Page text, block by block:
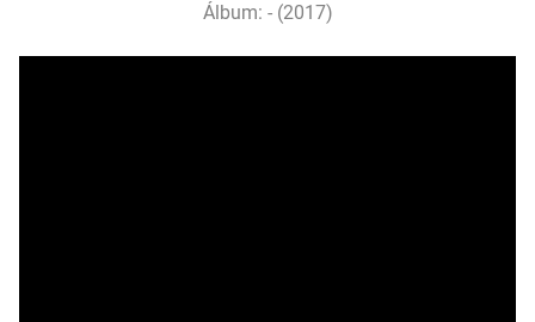
Álbum: - (2017)